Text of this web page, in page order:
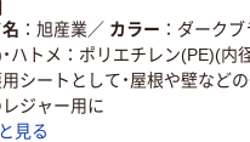
旭産業 ／ カラー ダークブ
ハトメ：ポリエチレン(PE)(内
シートとして・屋根や壁など
ジャー用に
見る